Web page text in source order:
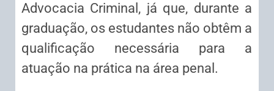
Advocacia Criminal, já que, durante a
graduação, os estudantes não obtêm a
qualificação necessária para a
atuação na prática na área penal.